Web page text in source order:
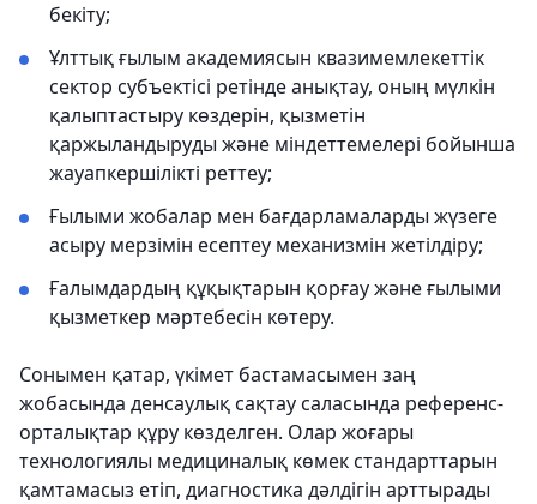
бекіту;
Ұлттық ғылым академиясын квазимемлекеттік
сектор субъектісі ретінде анықтау, оның мүлкін
қалыптастыру көздерін, қызметін
қаржыландыруды және міндеттемелері бойынша
жауапкершілікті реттеу;
Ғылыми жобалар мен бағдарламаларды жүзеге
асыру мерзімін есептеу механизмін жетілдіру;
Ғалымдардың құқықтарын қорғау және ғылыми
қызметкер мәртебесін көтеру.
Сонымен қатар, үкімет бастамасымен заң
жобасында денсаулық сақтау саласында референс-
орталықтар құру көзделген. Олар жоғары
технологиялы медициналық көмек стандарттарын
қамтамасыз етіп, диагностика дәлдігін арттырады